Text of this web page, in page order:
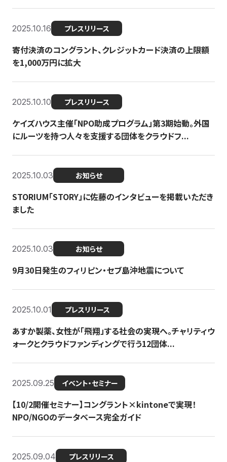
2025.10.16 プレスリリース
寄付決済のコングラント、クレジットカード決済の上限額
を1,000万円に拡大
2025.10.10 プレスリリース
ケイズハウス主催「NPO助成プログラム」第3期始動。外国
にルーツを持つ人々を支援する団体をクラウドフ...
2025.10.03 お知らせ
STORIUM「STORY」に佐藤のインタビューを掲載いただき
ました
2025.10.03 お知らせ
9月30日発生のフィリピン・セブ島沖地震について
2025.10.01 プレスリリース
あすか製薬、女性が「飛翔」する社会の実現へ。チャリティウ
ォークとクラウドファンディングで行う12団体...
2025.09.25 イベント・セミナー
【10/2開催セミナー】コングラント×kintoneで実現！
NPO/NGOのデータベース完全ガイド
2025.09.04 プレスリリース